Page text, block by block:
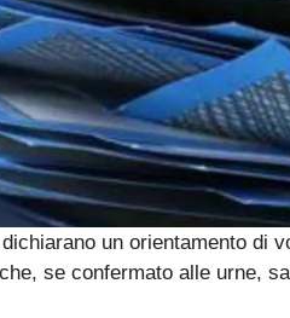
un orientamento di
se confermato alle urne,